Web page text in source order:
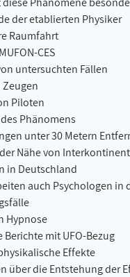
der etablierten Physiker
Raumfahrt
CES
untersuchten Fällen
Zeugen
Piloten
Phänomens
unter 30 Metern
Nähe von
in Deutschland
auch Psychologen in
Hypnose
Berichte mit UFO-Bezug
Effekte
über die Entstehung der